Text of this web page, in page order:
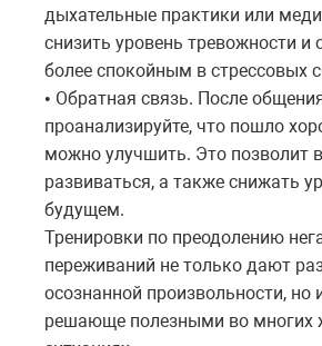
дыхательные практики или
снизить уровень тревожности и
более спокойным в стрессовых
• Обратная связь. После
проанализируйте, что пошло
можно улучшить. Это позволит
развиваться, а также снижать
будущем.
Тренировки по преодолению
переживаний не только дают
осознанной произвольности, но
решающе полезными во многих